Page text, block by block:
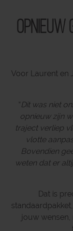
Voor Laurent en
“Dit was niet
opnieuw zijn
traject verliep
vlotte
Bovendien
weten dat er
Dat is
jouw